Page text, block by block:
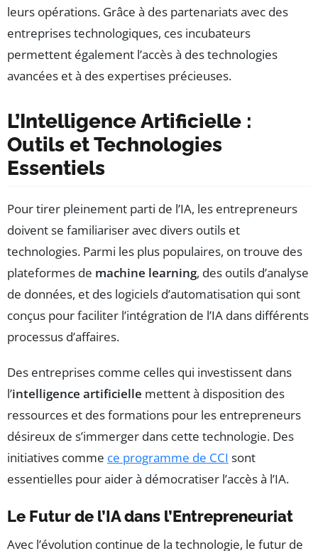
leurs opérations. Grâce à des partenariats avec des
entreprises technologiques, ces incubateurs
permettent également l’accès à des technologies
avancées et à des expertises précieuses.
L’Intelligence Artificielle :
Outils et Technologies
Essentiels
Pour tirer pleinement parti de l’IA, les entrepreneurs
doivent se familiariser avec divers outils et
technologies. Parmi les plus populaires, on trouve des
plateformes de machine learning, des outils d’analyse
de données, et des logiciels d’automatisation qui sont
conçus pour faciliter l’intégration de l’IA dans différents
processus d’affaires.
Des entreprises comme celles qui investissent dans
l’intelligence artificielle mettent à disposition des
ressources et des formations pour les entrepreneurs
désireux de s’immerger dans cette technologie. Des
initiatives comme ce programme de CCI sont
essentielles pour aider à démocratiser l’accès à l’IA.
Le Futur de l’IA dans l’Entrepreneuriat
Avec l’évolution continue de la technologie, le futur de